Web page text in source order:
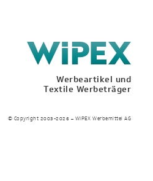
Werbeartikel und
Textile Werbeträger
© Copyright 2003-2026 – WIPEX Werbemittel AG